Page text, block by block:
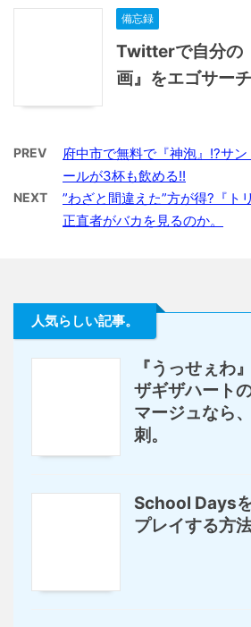
備忘録
Twitterで自分の
画』をエゴサー
PREV
府中市で無料で『神泡』!?サ
ールが3杯も飲める!!
NEXT
”わざと間違えた”方が得?『ト
正直者がバカを見るのか。
人気らしい記事。
『うっせぇわ
ザギザハート
マージュなら
刺。
School Days
プレイする方法